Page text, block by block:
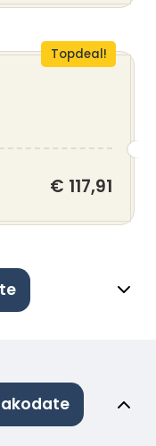
Topdeal!
€ 117,91